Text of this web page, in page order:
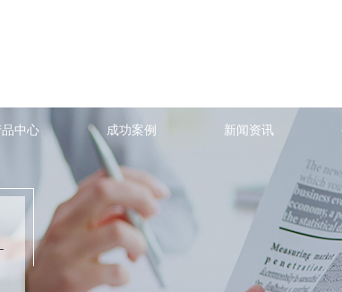
品中心 成功案例 新闻资讯